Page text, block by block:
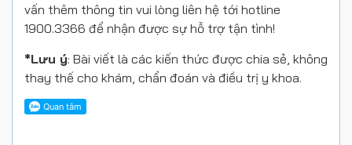
vấn thêm thông tin vui lòng liên hệ tới hotline
1900.3366 để nhận được sự hỗ trợ tận tình!
*Lưu ý: Bài viết là các kiến thức được chia sẻ, không
thay thế cho khám, chẩn đoán và điều trị y khoa.